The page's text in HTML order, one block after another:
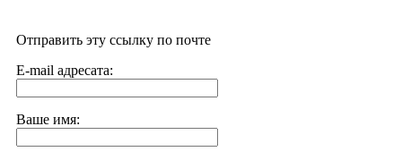
Отправить эту ссылку по почте
E-mail адресата:
Ваше имя: